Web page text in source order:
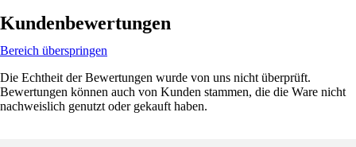
Kundenbewertungen
Bereich überspringen
Die Echtheit der Bewertungen wurde von uns nicht überprüft.
Bewertungen können auch von Kunden stammen, die die Ware nicht
nachweislich genutzt oder gekauft haben.